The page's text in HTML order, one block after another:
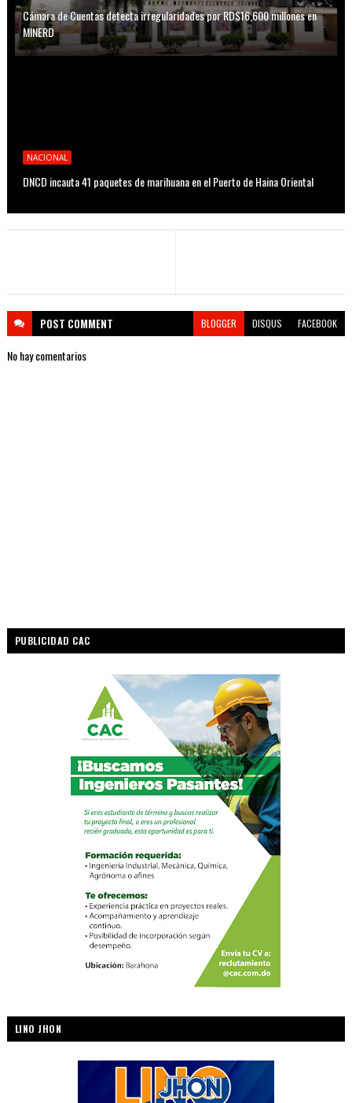
Cámara de Cuentas detecta irregularidades por RD$16,600 millones en
MINERD
NACIONAL
DNCD incauta 41 paquetes de marihuana en el Puerto de Haina Oriental
POST COMMENT BLOGGER DISQUS FACEBOOK
No hay comentarios
PUBLICIDAD CAC
LINO JHON